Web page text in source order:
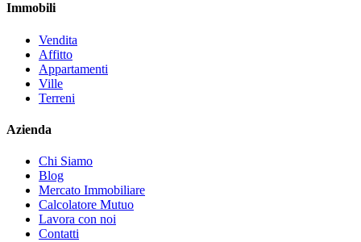
Immobili
Vendita
Affitto
Appartamenti
Ville
Terreni
Azienda
Chi Siamo
Blog
Mercato Immobiliare
Calcolatore Mutuo
Lavora con noi
Contatti